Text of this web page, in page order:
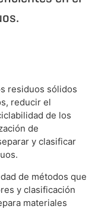
residuos sólidos
reducir el
de los
de
y clasificar
de métodos que
y clasificación
materiales